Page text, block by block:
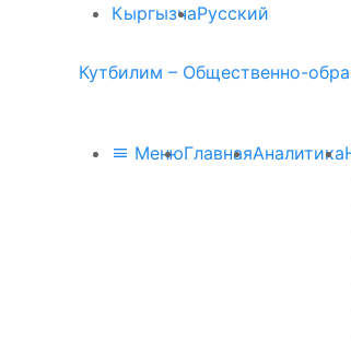
КыргызчаРусский
Кутбилим – Общественно-
МенюГлавнаяАналитика